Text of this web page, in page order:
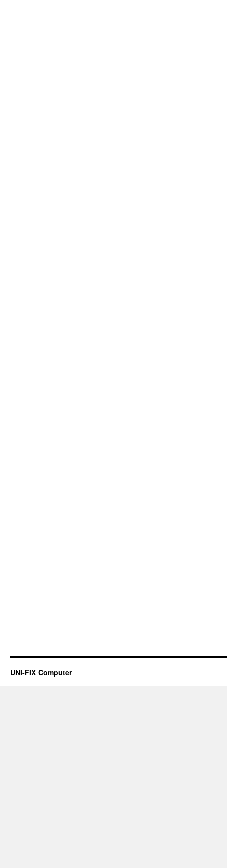
UNI-FIX Computer